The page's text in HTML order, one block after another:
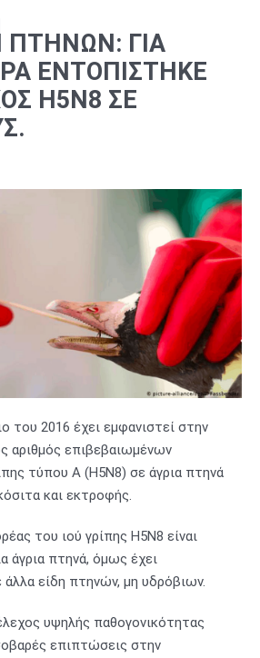
ΠΤΗΝΩΝ: ΓΙΑ
ΕΝΤΟΠΙΣΤΗΚΕ
Η5Ν8 ΣΕ
του 2016 έχει εμφανιστεί στην
αριθμός επιβεβαιωμένων
τύπου Α (Η5Ν8) σε άγρια πτηνά
και εκτροφής.
του ιού γρίπης Η5Ν8 είναι
άγρια πτηνά, όμως έχει
άλλα είδη πτηνών, μη υδρόβιων.
υψηλής παθογονικότητας
επιπτώσεις στην